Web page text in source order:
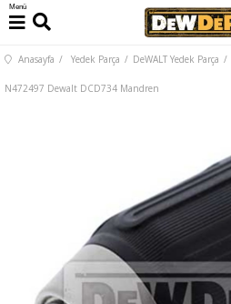
Menü
Anasayfa Yedek Parça DeWALT Yedek Parça
N472497 Dewalt DCD734 Mandren